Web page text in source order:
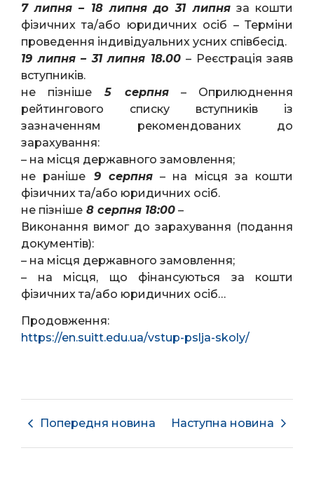
7 липня – 18 липня до 31 липняза кошти
фізичних та/або юридичних осіб – Терміни
проведення індивідуальних усних співбесід.
19 липня – 31 липня 18.00 – Реєстрація заяв
вступників.
не пізніше 5 серпня– Оприлюднення
рейтингового списку вступників із
зазначенням рекомендованих до
зарахування:
– на місця державного замовлення;
не раніше 9 серпня – на місця за кошти
фізичних та/або юридичних осіб.
не пізніше 8 серпня 18:00 –
Виконання вимог до зарахування (подання
документів):
– на місця державного замовлення;
– на місця, що фінансуються за кошти
фізичних та/або юридичних осіб…
Продовження:
https://en.suitt.edu.ua/vstup-pslja-skoly/
Попередня новина Наступна новина